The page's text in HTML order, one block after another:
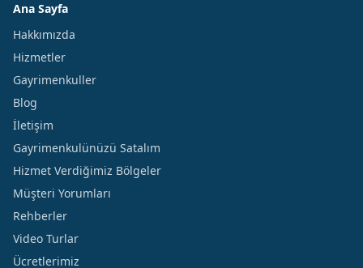
Ana Sayfa
Hakkımızda
Hizmetler
Gayrimenkuller
Blog
İletişim
Gayrimenkulünüzü Satalım
Hizmet Verdiğimiz Bölgeler
Müşteri Yorumları
Rehberler
Video Turlar
Ücretlerimiz